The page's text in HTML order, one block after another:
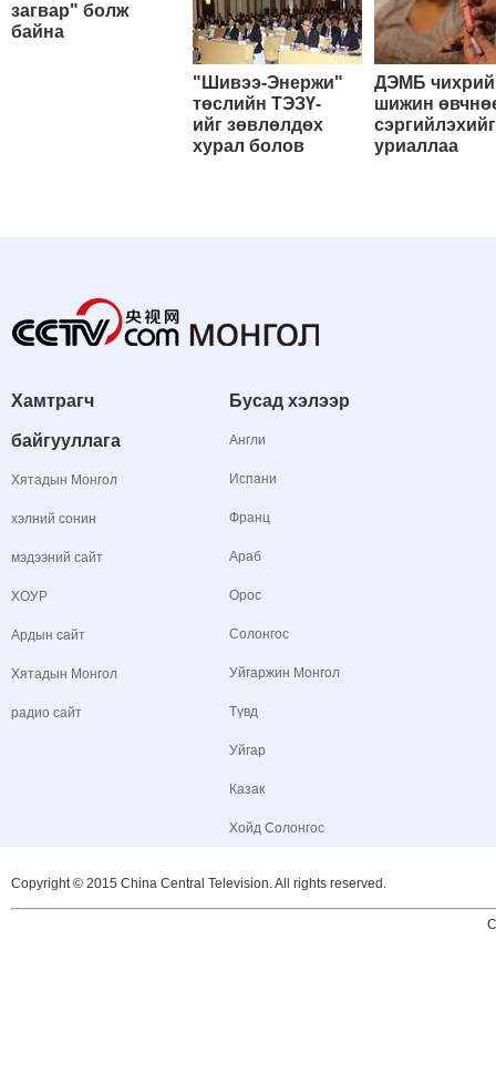
загвар" болж
байна
"Шивээ-Энержи"
төслийн ТЭЗҮ-
ийг зөвлөлдөх
хурал болов
ДЭМБ
шижин
сэргийлэхийг
уриаллаа
Хамтрагч
байгууллага
Хятадын Монгол
хэлний сонин
мэдээний сайт
ХОУР
Ардын сайт
Хятадын Монгол
радио сайт
Бусад хэлээр
Англи
Испани
Франц
Араб
Орос
Солонгос
Уйгаржин Монгол
Түвд
Уйгар
Казак
Хойд Солонгос
Copyright © 2015 China Central Television. All rights reserved.